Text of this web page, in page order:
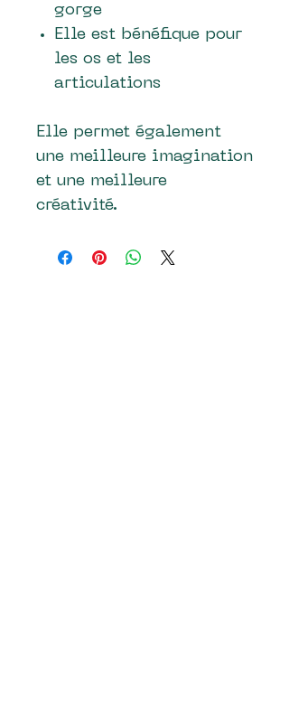
gorge
Elle est bénéfique pour
les os et les
articulations
Elle permet également
une meilleure imagination
et une meilleure
créativité.